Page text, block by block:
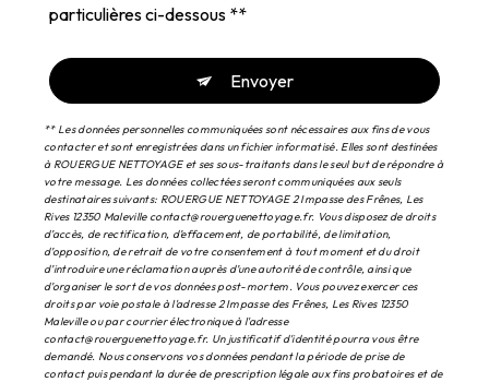
particulières ci-dessous **
Envoyer
** Les données personnelles communiquées sont nécessaires aux fins de vous
contacter et sont enregistrées dans un fichier informatisé. Elles sont destinées
à ROUERGUE NETTOYAGE et ses sous-traitants dans le seul but de répondre à
votre message. Les données collectées seront communiquées aux seuls
destinataires suivants: ROUERGUE NETTOYAGE 2 Impasse des Frênes, Les
Rives 12350 Maleville contact@rouerguenettoyage.fr. Vous disposez de droits
d’accès, de rectification, d’effacement, de portabilité, de limitation,
d’opposition, de retrait de votre consentement à tout moment et du droit
d’introduire une réclamation auprès d’une autorité de contrôle, ainsi que
d’organiser le sort de vos données post-mortem. Vous pouvez exercer ces
droits par voie postale à l'adresse 2 Impasse des Frênes, Les Rives 12350
Maleville ou par courrier électronique à l'adresse
contact@rouerguenettoyage.fr. Un justificatif d'identité pourra vous être
demandé. Nous conservons vos données pendant la période de prise de
contact puis pendant la durée de prescription légale aux fins probatoires et de